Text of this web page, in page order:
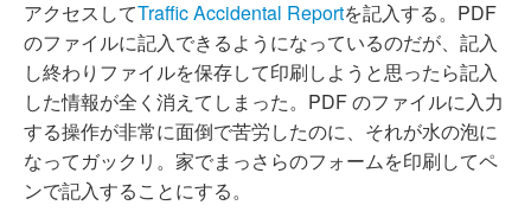
アクセスしてTraffic Accidental Reportを記入する。PDF
のファイルに記入できるようになっているのだが、記入
し終わりファイルを保存して印刷しようと思ったら記入
した情報が全く消えてしまった。PDF のファイルに入力
する操作が非常に面倒で苦労したのに、それが水の泡に
なってガックリ。家でまっさらのフォームを印刷してペ
ンで記入することにする。